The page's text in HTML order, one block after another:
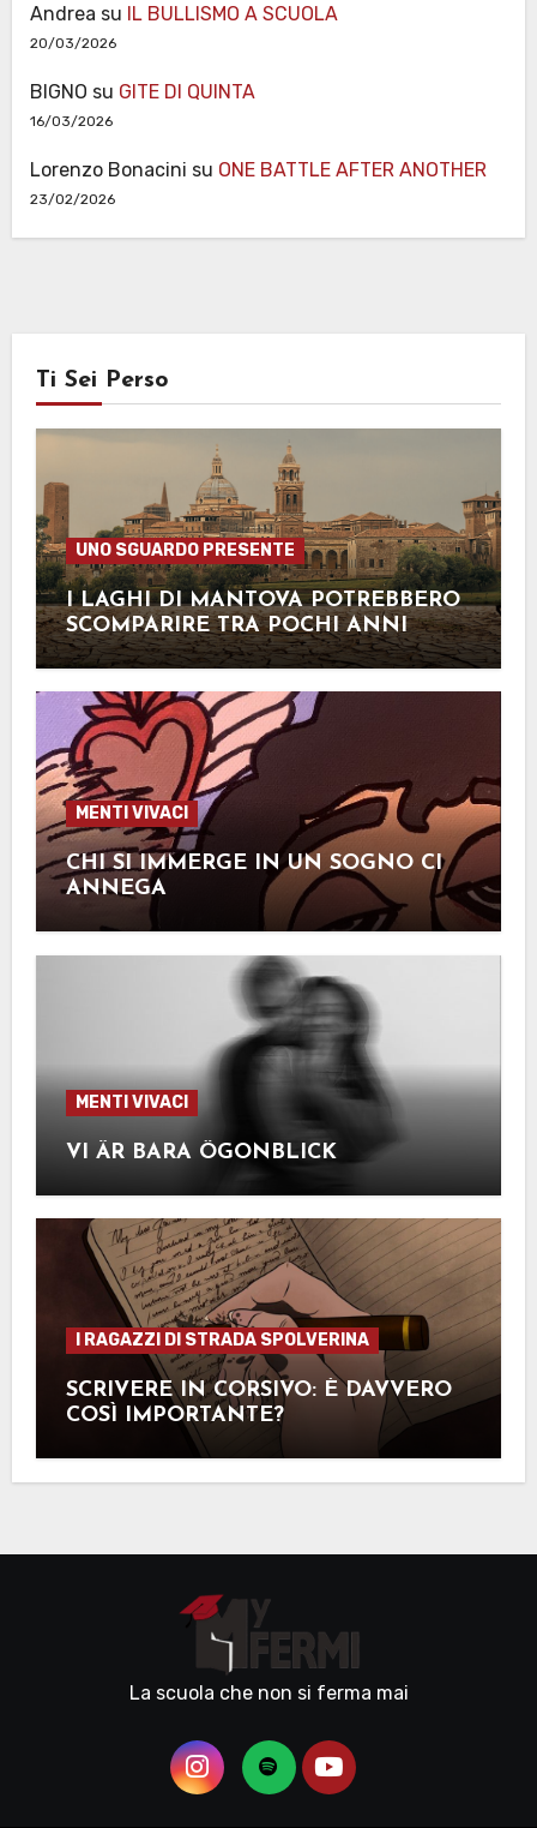
Andrea su IL BULLISMO A SCUOLA
20/03/2026
BIGNO su GITE DI QUINTA
16/03/2026
Lorenzo Bonacini su ONE BATTLE AFTER ANOTHER
23/02/2026
Ti Sei Perso
UNO SGUARDO PRESENTE
I LAGHI DI MANTOVA POTREBBERO
SCOMPARIRE TRA POCHI ANNI
MENTI VIVACI
CHI SI IMMERGE IN UN SOGNO CI
ANNEGA
MENTI VIVACI
VI ÄR BARA ÖGONBLICK
I RAGAZZI DI STRADA SPOLVERINA
SCRIVERE IN CORSIVO: È DAVVERO
COSÌ IMPORTANTE?
La scuola che non si ferma mai